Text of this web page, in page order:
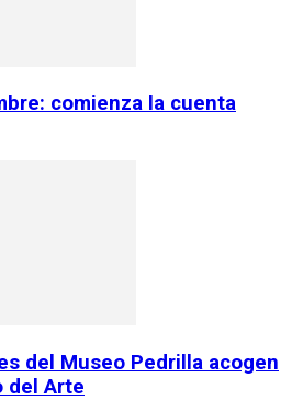
comienza la cuenta
del Museo Pedrilla acogen
del Arte